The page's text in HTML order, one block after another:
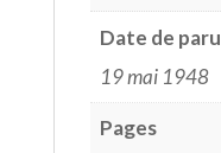
Date de
19 mai 1948
Pages